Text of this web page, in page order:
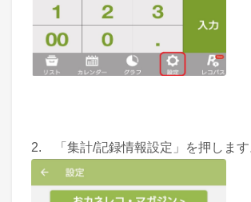
2. 「集計/記録情報設定」を押します